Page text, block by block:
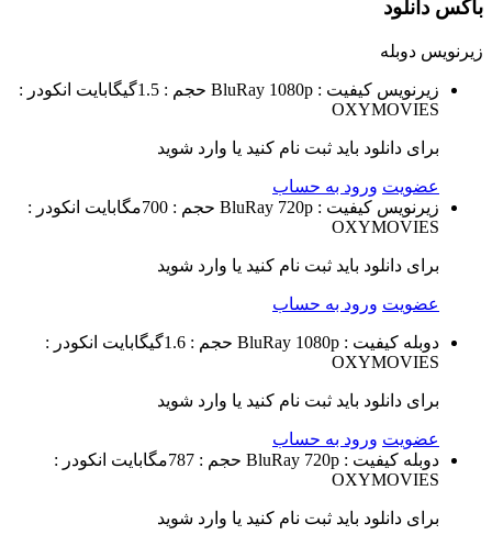
باکس دانلود
زیرنویس دوبله
زیرنویس کیفیت : BluRay 1080p حجم : 1.5گیگابایت
انکودر :
OXYMOVIES
برای دانلود باید ثبت نام کنید یا وارد شوید
عضویت ورود به حساب
زیرنویس کیفیت : BluRay 720p حجم : 700مگابایت
انکودر :
OXYMOVIES
برای دانلود باید ثبت نام کنید یا وارد شوید
عضویت ورود به حساب
دوبله کیفیت : BluRay 1080p حجم : 1.6گیگابایت
انکودر :
OXYMOVIES
برای دانلود باید ثبت نام کنید یا وارد شوید
عضویت ورود به حساب
دوبله کیفیت : BluRay 720p حجم : 787مگابایت
انکودر :
OXYMOVIES
برای دانلود باید ثبت نام کنید یا وارد شوید